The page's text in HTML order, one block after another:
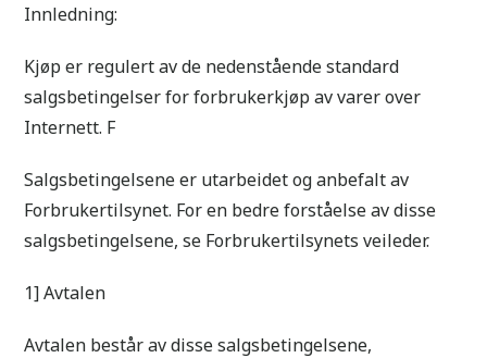
Innledning:
Kjøp er regulert av de nedenstående standard
salgsbetingelser for forbrukerkjøp av varer over
Internett. F
Salgsbetingelsene er utarbeidet og anbefalt av
Forbrukertilsynet. For en bedre forståelse av disse
salgsbetingelsene, se Forbrukertilsynets veileder.
1] Avtalen
Avtalen består av disse salgsbetingelsene,